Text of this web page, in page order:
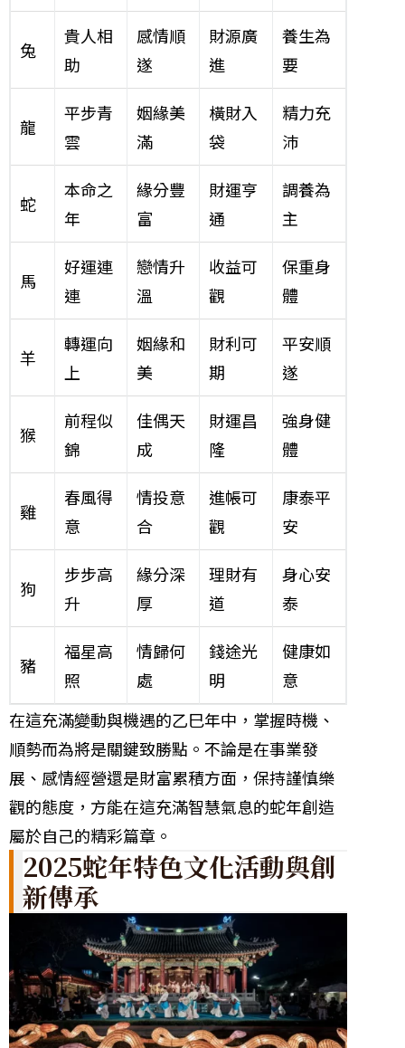
兔
貴人相
助
感情順
遂
財源廣
進
養生為
要
龍
平步青
雲
姻緣美
滿
橫財入
袋
精力充
沛
蛇
本命之
年
緣分豐
富
財運亨
通
調養為
主
馬
好運連
連
戀情升
溫
收益可
觀
保重身
體
羊
轉運向
上
姻緣和
美
財利可
期
平安順
遂
猴
前程似
錦
佳偶天
成
財運昌
隆
強身健
體
雞
春風得
意
情投意
合
進帳可
觀
康泰平
安
狗
步步高
升
緣分深
厚
理財有
道
身心安
泰
豬
福星高
照
情歸何
處
錢途光
明
健康如
意
在這充滿變動與機遇的乙巳年中，掌握時機、
順勢而為將是關鍵致勝點。不論是在事業發
展、感情經營還是財富累積方面，保持謹慎樂
觀的態度，方能在這充滿智慧氣息的蛇年創造
屬於自己的精彩篇章。
2025蛇年特色文化活動與創
新傳承